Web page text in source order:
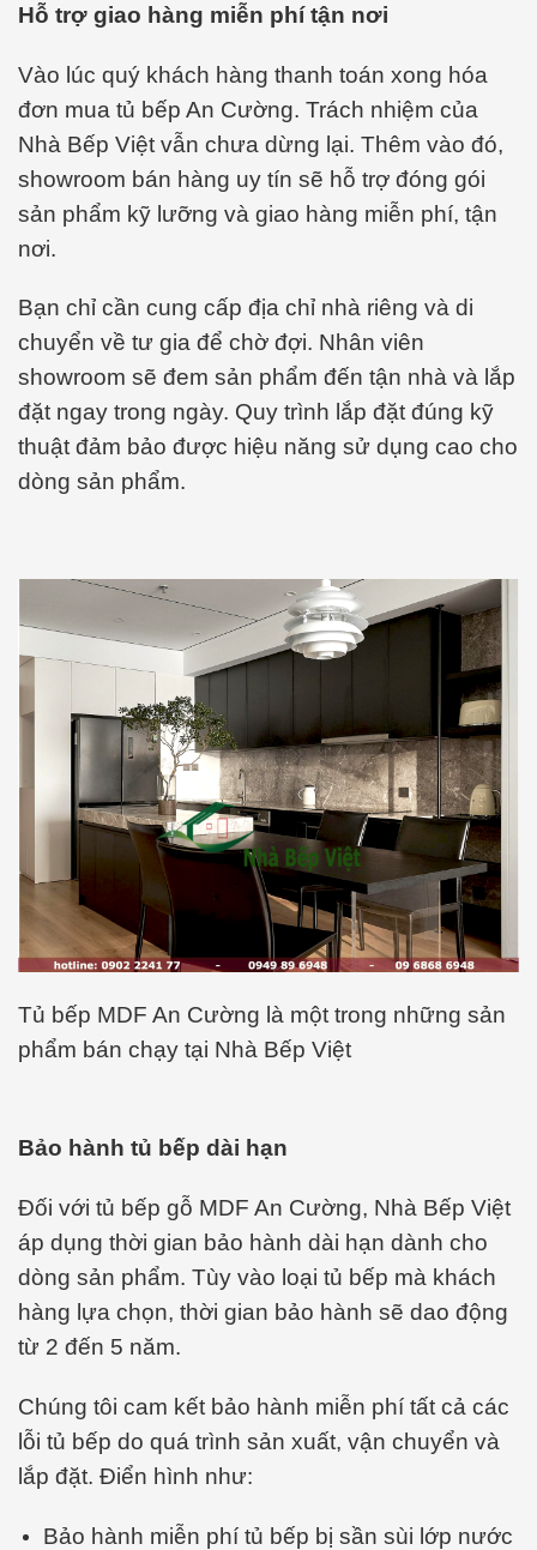
Hỗ trợ giao hàng miễn phí tận nơi
Vào lúc quý khách hàng thanh toán xong hóa
đơn mua tủ bếp An Cường. Trách nhiệm của
Nhà Bếp Việt vẫn chưa dừng lại. Thêm vào đó,
showroom bán hàng uy tín sẽ hỗ trợ đóng gói
sản phẩm kỹ lưỡng và giao hàng miễn phí, tận
nơi.
Bạn chỉ cần cung cấp địa chỉ nhà riêng và di
chuyển về tư gia để chờ đợi. Nhân viên
showroom sẽ đem sản phẩm đến tận nhà và lắp
đặt ngay trong ngày. Quy trình lắp đặt đúng kỹ
thuật đảm bảo được hiệu năng sử dụng cao cho
dòng sản phẩm.
Tủ bếp MDF An Cường là một trong những sản
phẩm bán chạy tại Nhà Bếp Việt
Bảo hành tủ bếp dài hạn
Đối với tủ bếp gỗ MDF An Cường, Nhà Bếp Việt
áp dụng thời gian bảo hành dài hạn dành cho
dòng sản phẩm. Tùy vào loại tủ bếp mà khách
hàng lựa chọn, thời gian bảo hành sẽ dao động
từ 2 đến 5 năm.
Chúng tôi cam kết bảo hành miễn phí tất cả các
lỗi tủ bếp do quá trình sản xuất, vận chuyển và
lắp đặt. Điển hình như:
Bảo hành miễn phí tủ bếp bị sần sùi lớp nước